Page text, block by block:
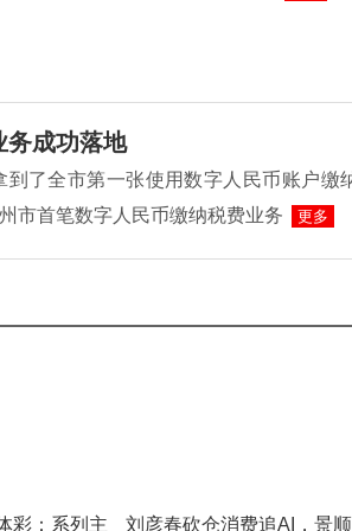
务成功落地
了全市第一张使用数字人民币账户缴
市首笔数字人民币缴纳税费业务
更多
彩：系列主 刘彦春砍仓消费追AI，景顺